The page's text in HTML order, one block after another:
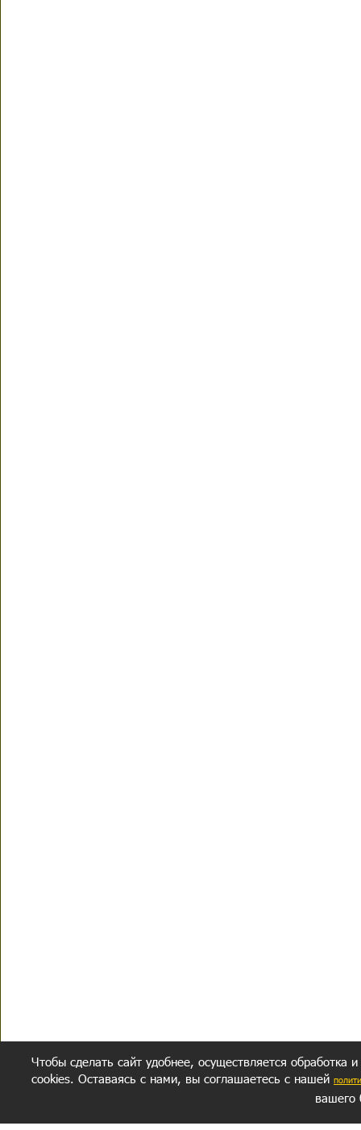
Чтобы сделать сайт удобнее, осуществляется обработка
cookies. Оставаясь с нами, вы соглашаетесь с нашей
вашего